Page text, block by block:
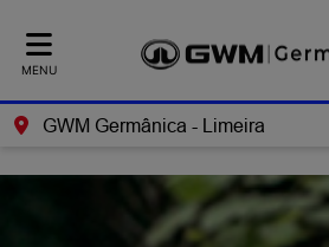
MENU
GWM Germânica - Limeira